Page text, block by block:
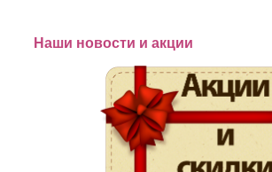
Наши новости и акции